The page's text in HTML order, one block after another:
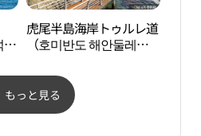
병
虎尾半島海岸トゥルレ道
（호미반도 해안둘레
もっと見る